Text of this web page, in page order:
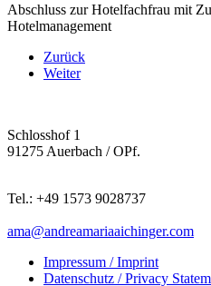
Abschluss zur Hotelfachfrau mit
Hotelmanagement
Zurück
Weiter
Schlosshof 1
91275 Auerbach / OPf.
Tel.: +49 1573 9028737
ama@andreamariaaichinger.com
Impressum / Imprint
Datenschutz / Privacy